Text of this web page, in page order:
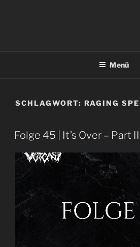
Menü
SCHLAGWORT: RAGING
Folge 45 | It’s Over – Part II